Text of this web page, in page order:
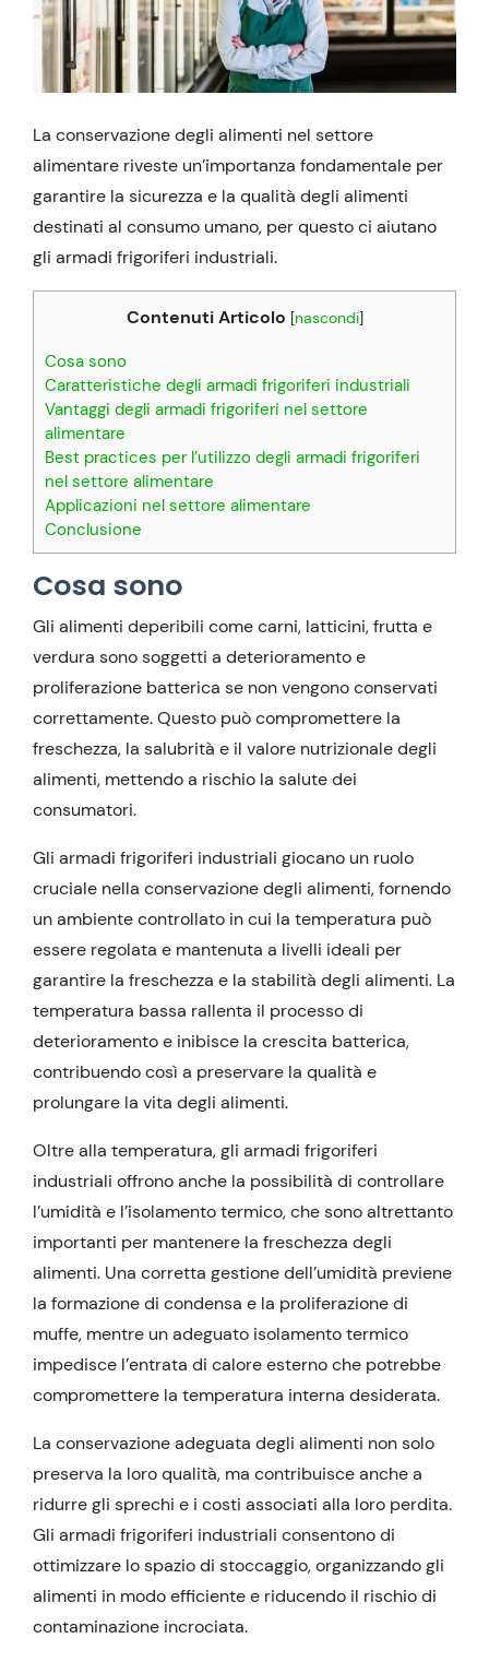
La conservazione degli alimenti nel settore
alimentare riveste un’importanza fondamentale per
garantire la sicurezza e la qualità degli alimenti
destinati al consumo umano, per questo ci aiutano
gli armadi frigoriferi industriali.
Contenuti Articolo [nascondi]
Cosa sono
Caratteristiche degli armadi frigoriferi industriali
Vantaggi degli armadi frigoriferi nel settore
alimentare
Best practices per l’utilizzo degli armadi frigoriferi
nel settore alimentare
Applicazioni nel settore alimentare
Conclusione
Cosa sono
Gli alimenti deperibili come carni, latticini, frutta e
verdura sono soggetti a deterioramento e
proliferazione batterica se non vengono conservati
correttamente. Questo può compromettere la
freschezza, la salubrità e il valore nutrizionale degli
alimenti, mettendo a rischio la salute dei
consumatori.
Gli armadi frigoriferi industriali giocano un ruolo
cruciale nella conservazione degli alimenti, fornendo
un ambiente controllato in cui la temperatura può
essere regolata e mantenuta a livelli ideali per
garantire la freschezza e la stabilità degli alimenti. La
temperatura bassa rallenta il processo di
deterioramento e inibisce la crescita batterica,
contribuendo così a preservare la qualità e
prolungare la vita degli alimenti.
Oltre alla temperatura, gli armadi frigoriferi
industriali offrono anche la possibilità di controllare
l’umidità e l’isolamento termico, che sono altrettanto
importanti per mantenere la freschezza degli
alimenti. Una corretta gestione dell’umidità previene
la formazione di condensa e la proliferazione di
muffe, mentre un adeguato isolamento termico
impedisce l’entrata di calore esterno che potrebbe
compromettere la temperatura interna desiderata.
La conservazione adeguata degli alimenti non solo
preserva la loro qualità, ma contribuisce anche a
ridurre gli sprechi e i costi associati alla loro perdita.
Gli armadi frigoriferi industriali consentono di
ottimizzare lo spazio di stoccaggio, organizzando gli
alimenti in modo efficiente e riducendo il rischio di
contaminazione incrociata.